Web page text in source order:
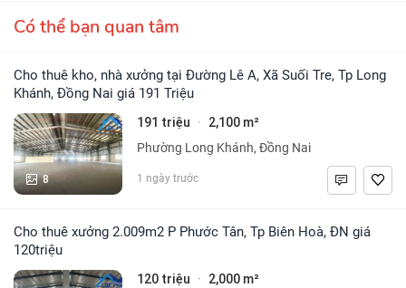
Có thể bạn quan tâm
Cho thuê kho, nhà xưởng tại Đường Lê A, Xã Suối Tre, Tp Long
Khánh, Đồng Nai giá 191 Triệu
8
191 triệu · 2,100 m²
Phường Long Khánh, Đồng Nai
1 ngày trước
Cho thuê xưởng 2.009m2 P Phước Tân, Tp Biên Hoà, ĐN giá
120triệu
120 triệu · 2,000 m²